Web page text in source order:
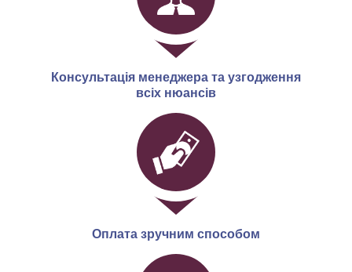
Консультація менеджера та узгодження
всіх нюансів
Оплата зручним способом